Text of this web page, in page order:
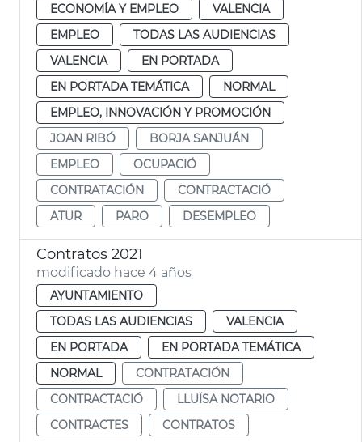
ECONOMÍA Y EMPLEO
VALENCIA
EMPLEO
TODAS LAS AUDIENCIAS
VALENCIA
EN PORTADA
EN PORTADA TEMÁTICA
NORMAL
EMPLEO, INNOVACIÓN Y PROMOCIÓN
JOAN RIBÓ
BORJA SANJUÁN
EMPLEO
OCUPACIÓ
CONTRATACIÓN
CONTRACTACIÓ
ATUR
PARO DESEMPLEO
Contratos 2021
modificado hace 4 años
AYUNTAMIENTO
TODAS LAS AUDIENCIAS
VALENCIA
EN PORTADA
EN PORTADA TEMÁTICA
NORMAL
CONTRATACIÓN
CONTRACTACIÓ
LLUÏSA NOTARIO
CONTRACTES
CONTRATOS